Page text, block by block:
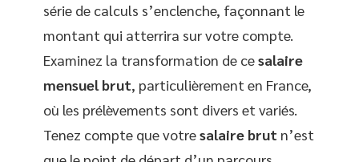
série de calculs s’enclenche, façonnant le
montant qui atterrira sur votre compte.
Examinez la transformation de cesalaire
mensuel brut, particulièrement en France,
où les prélèvements sont divers et variés.
Tenez compte que votresalaire brut n’est